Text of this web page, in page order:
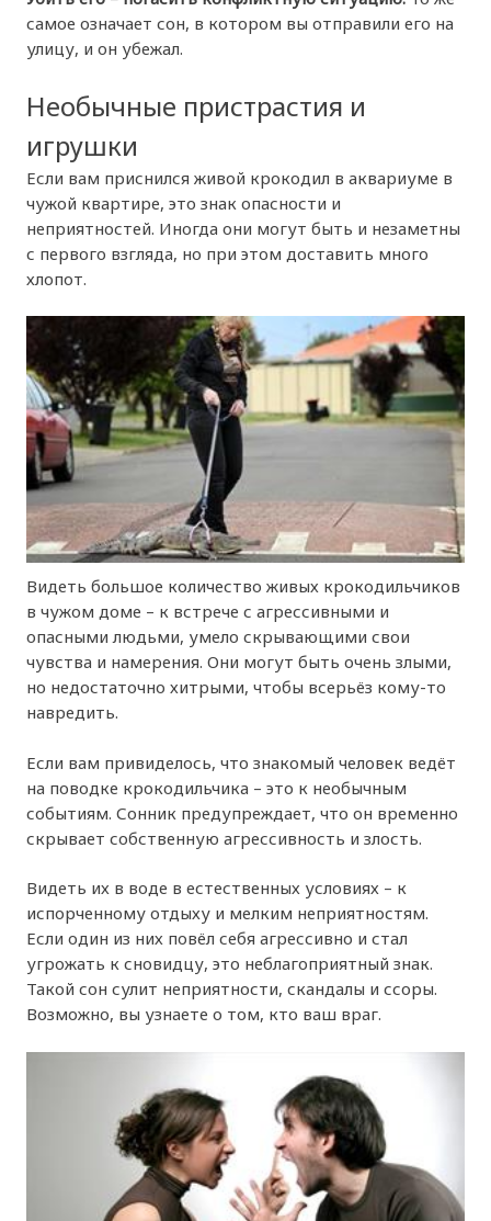
самое означает сон, в котором вы отправили его на
улицу, и он убежал.
Необычные пристрастия и
игрушки
Если вам приснился живой крокодил в аквариуме в
чужой квартире, это знак опасности и
неприятностей. Иногда они могут быть и незаметны
с первого взгляда, но при этом доставить много
хлопот.
Видеть большое количество живых крокодильчиков
в чужом доме – к встрече с агрессивными и
опасными людьми, умело скрывающими свои
чувства и намерения. Они могут быть очень злыми,
но недостаточно хитрыми, чтобы всерьёз кому-то
навредить.
Если вам привиделось, что знакомый человек ведёт
на поводке крокодильчика – это к необычным
событиям. Сонник предупреждает, что он временно
скрывает собственную агрессивность и злость.
Видеть их в воде в естественных условиях – к
испорченному отдыху и мелким неприятностям.
Если один из них повёл себя агрессивно и стал
угрожать к сновидцу, это неблагоприятный знак.
Такой сон сулит неприятности, скандалы и ссоры.
Возможно, вы узнаете о том, кто ваш враг.